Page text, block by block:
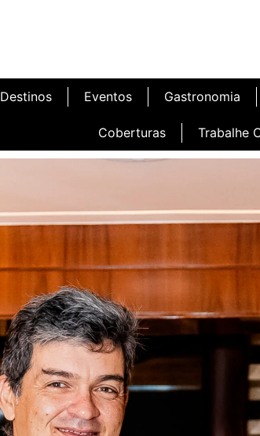
Destinos Eventos Gastronomia
Coberturas Trabalhe
Inauguração Illa Café